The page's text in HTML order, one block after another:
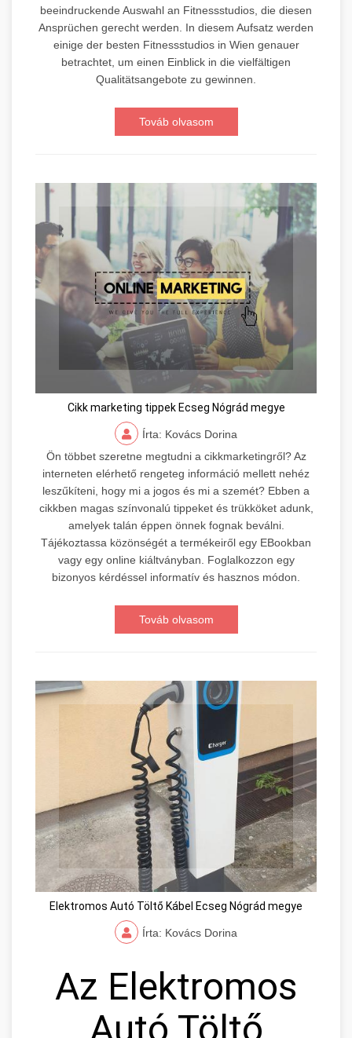
beeindruckende Auswahl an Fitnessstudios, die diesen
Ansprüchen gerecht werden. In diesem Aufsatz werden
einige der besten Fitnessstudios in Wien genauer
betrachtet, um einen Einblick in die vielfältigen
Qualitätsangebote zu gewinnen.
Továb olvasom
Cikk marketing tippek Ecseg Nógrád megye
Írta: Kovács Dorina
Ön többet szeretne megtudni a cikkmarketingről? Az
interneten elérhető rengeteg információ mellett nehéz
leszűkíteni, hogy mi a jogos és mi a szemét? Ebben a
cikkben magas színvonalú tippeket és trükköket adunk,
amelyek talán éppen önnek fognak beválni.
Tájékoztassa közönségét a termékeiről egy EBookban
vagy egy online kiáltványban. Foglalkozzon egy
bizonyos kérdéssel informatív és hasznos módon.
Továb olvasom
Elektromos Autó Töltő Kábel Ecseg Nógrád megye
Írta: Kovács Dorina
Az Elektromos
Autó Töltő